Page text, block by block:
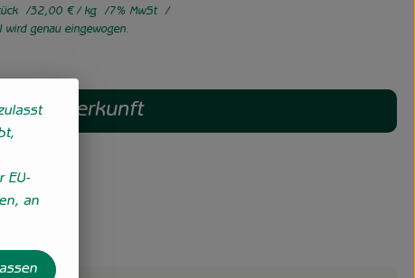
32,00 €/ kg
7% MwSt
wird genau eingewogen.
Herkunft
EU-
an